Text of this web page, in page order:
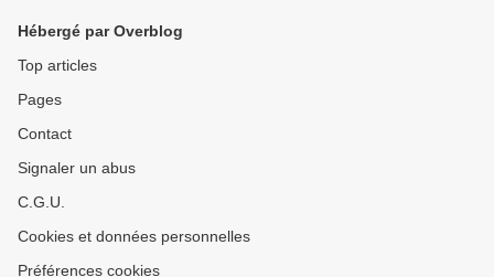
Hébergé par Overblog
Top articles
Pages
Contact
Signaler un abus
C.G.U.
Cookies et données personnelles
Préférences cookies